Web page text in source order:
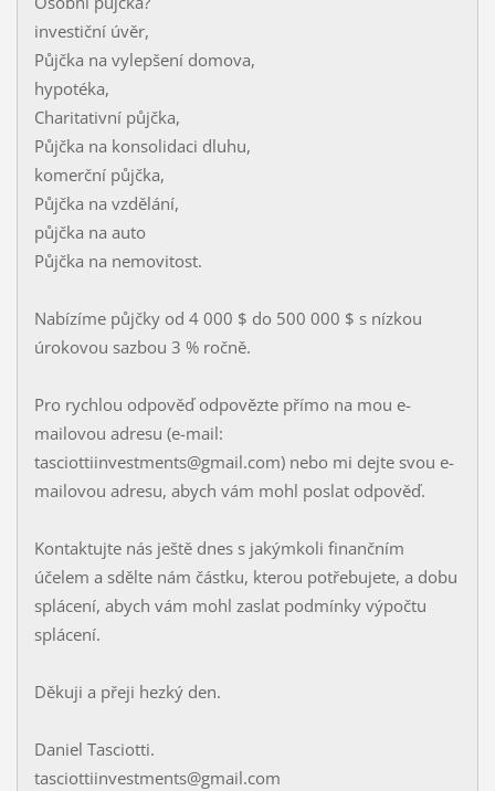
investiční úvěr,
Půjčka na vylepšení domova,
hypotéka,
Charitativní půjčka,
Půjčka na konsolidaci dluhu,
komerční půjčka,
Půjčka na vzdělání,
půjčka na auto
Půjčka na nemovitost.
Nabízíme půjčky od 4 000 $ do 500 000 $ s nízkou
úrokovou sazbou 3 % ročně.
Pro rychlou odpověď odpovězte přímo na mou e-
mailovou adresu (e-mail:
tasciottiinvestments@gmail.com) nebo mi dejte svou e-
mailovou adresu, abych vám mohl poslat odpověď.
Kontaktujte nás ještě dnes s jakýmkoli finančním
účelem a sdělte nám částku, kterou potřebujete, a dobu
splácení, abych vám mohl zaslat podmínky výpočtu
splácení.
Děkuji a přeji hezký den.
Daniel Tasciotti.
tasciottiinvestments@gmail.com